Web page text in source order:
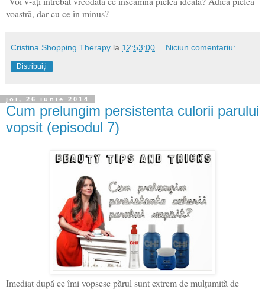
voastră, dar cu ce în minus?
Cristina Shopping Therapy la 12:53:00 Niciun comentariu:
Distribuiți
joi, 26 iunie 2014
Cum prelungim persistenta culorii parului
vopsit (episodul 7)
Imediat după ce îmi vopsesc părul sunt extrem de mulțumită de